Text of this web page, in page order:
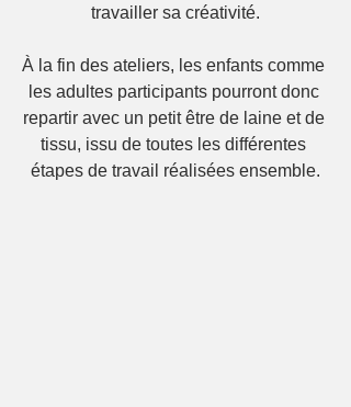
travailler sa créativité.
À la fin des ateliers, les enfants comme
les adultes participants pourront donc
repartir avec un petit être de laine et de
tissu, issu de toutes les différentes
étapes de travail réalisées ensemble.